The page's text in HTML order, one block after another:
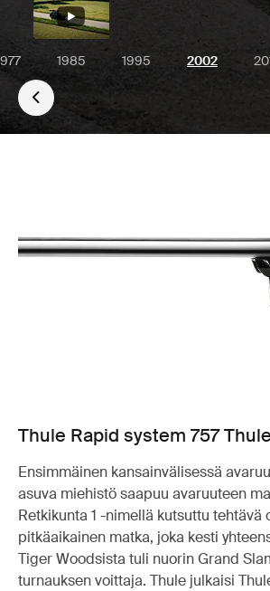
1985 1995 2002
Thule Rapid system 757
Ensimmäinen kansainvälisessä
asuva miehistö saapuu avaruuteen
Retkikunta 1 -nimellä kutsuttu tehtävä
pitkäaikainen matka, joka kesti
Tiger Woodsista tuli nuorin Grand
turnauksen voittaja. Thule julkaisi